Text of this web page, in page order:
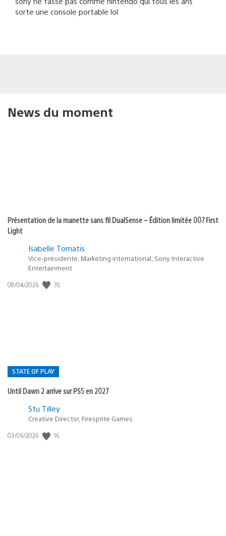
sorte une console portable lol
News du moment
Présentation de la manette sans fil DualSense – Édition limitée 007 First
Light
Isabelle Tomatis
Vice-présidente, Marketing international, Sony Interactive
Entertainment
Date
08/04/2026 35
STATE OF PLAY
Until Dawn 2 arrive sur PS5 en 2027
Postée
:
Stu Tilley
Creative Director, Firesprite Games
Date
03/06/2026 16